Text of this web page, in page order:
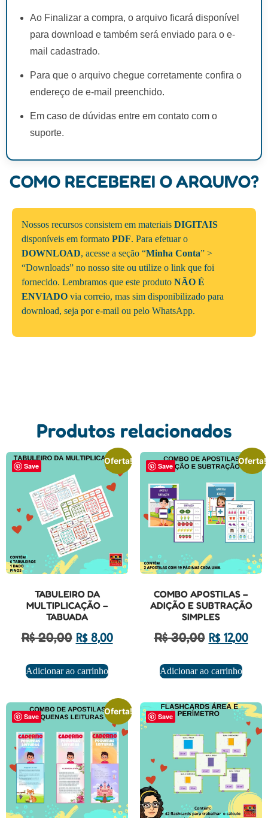
Ao Finalizar a compra, o arquivo ficará disponível
para download e também será enviado para o e-
mail cadastrado.
Para que o arquivo chegue corretamente confira o
endereço de e-mail preenchido.
Em caso de dúvidas entre em contato com o
suporte.
COMO RECEBEREI O ARQUIVO?
Nossos recursos consistem em materiais DIGITAIS
disponíveis em formato PDF. Para efetuar o
DOWNLOAD, acesse a seção “Minha Conta” >
“Downloads” no nosso site ou utilize o link que foi
fornecido. Lembramos que este produto NÃO É
ENVIADO via correio, mas sim disponibilizado para
download, seja por e-mail ou pelo WhatsApp.
Produtos relacionados
Save
Oferta!
TABULEIRO DA
MULTIPLICAÇÃO –
TABUADA
R$20,00 R$8,00
Adicionar ao carrinho
Save
Oferta!
COMBO APOSTILAS –
ADIÇÃO E SUBTRAÇÃO
SIMPLES
R$30,00 R$12,00
Adicionar ao carrinho
Save
Oferta!
Save